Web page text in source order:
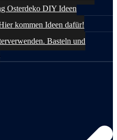
Osterdeko DIY Ideen
kommen Ideen dafür!
Basteln und